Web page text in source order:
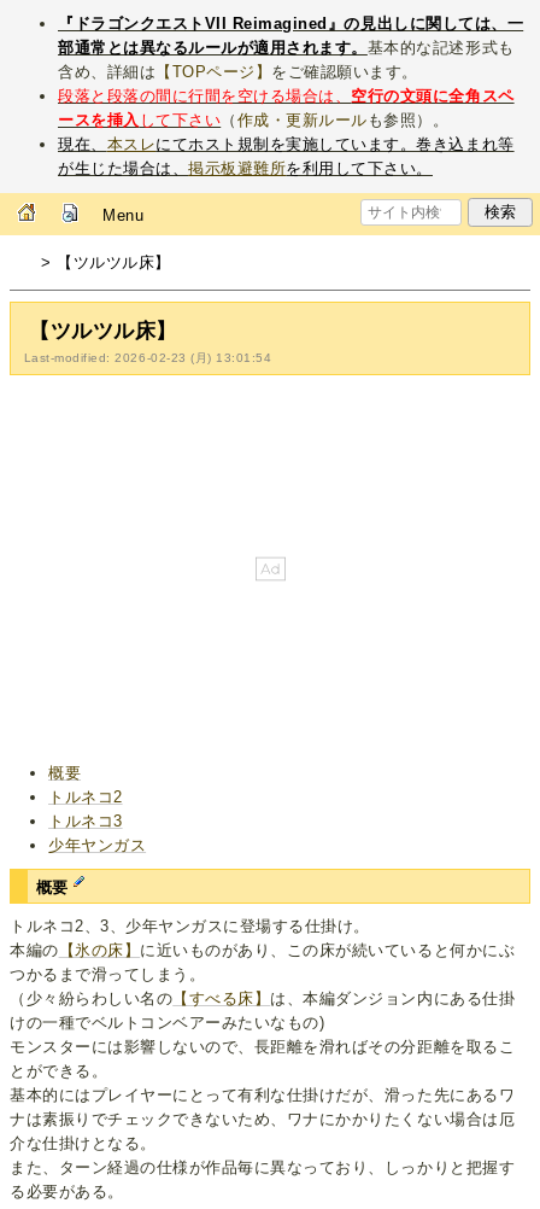
『ドラゴンクエストVII Reimagined』の見出しに関しては、一
部通常とは異なるルールが適用されます。 基本的な記述形式も
含め、詳細は 【TOPページ】 をご確認願います。
段落と段落の間に行間を空ける場合は、 空行の文頭に全角スペ
ースを挿入 して下さい （ 作成・更新ルール も参照）。
現在、 本スレにてホスト規制を実施しています。巻き込まれ等
が生じた場合は、掲示板避難所を利用して下さい。
Menu
> 【ツルツル床】
【ツルツル床】
Last-modified: 2026-02-23 (月) 13:01:54
概要
トルネコ2
トルネコ3
少年ヤンガス
概要
トルネコ2、3、少年ヤンガスに登場する仕掛け。
本編の 【氷の床】 に近いものがあり、この床が続いていると何かにぶ
つかるまで滑ってしまう。
（少々紛らわしい名の 【すべる床】 は、本編ダンジョン内にある仕掛
けの一種でベルトコンベアーみたいなもの)
モンスターには影響しないので、長距離を滑ればその分距離を取るこ
とができる。
基本的にはプレイヤーにとって有利な仕掛けだが、滑った先にあるワ
ナは素振りでチェックできないため、ワナにかかりたくない場合は厄
介な仕掛けとなる。
また、ターン経過の仕様が作品毎に異なっており、しっかりと把握す
る必要がある。